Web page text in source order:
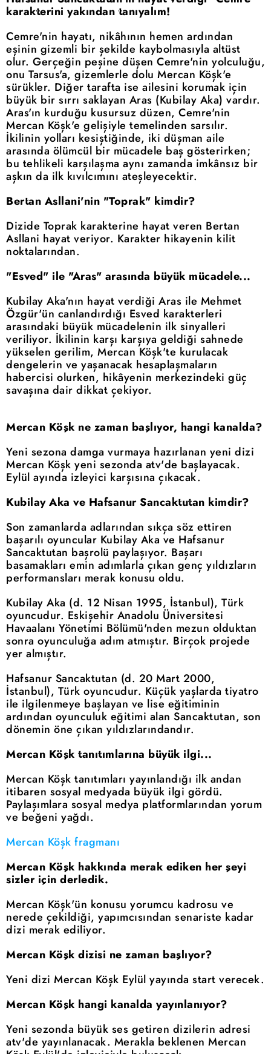
karakterini yakından tanıyalım!
Cemre'nin hayatı, nikâhının hemen ardından
eşinin gizemli bir şekilde kaybolmasıyla altüst
olur. Gerçeğin peşine düşen Cemre'nin yolculuğu,
onu Tarsus'a, gizemlerle dolu Mercan Köşk'e
sürükler. Diğer tarafta ise ailesini korumak için
büyük bir sırrı saklayan Aras (Kubilay Aka) vardır.
Aras'ın kurduğu kusursuz düzen, Cemre'nin
Mercan Köşk'e gelişiyle temelinden sarsılır.
İkilinin yolları kesiştiğinde, iki düşman aile
arasında ölümcül bir mücadele baş gösterirken;
bu tehlikeli karşılaşma aynı zamanda imkânsız bir
aşkın da ilk kıvılcımını ateşleyecektir.
Bertan Asllani'nin "Toprak" kimdir?
Dizide Toprak karakterine hayat veren Bertan
Asllani hayat veriyor. Karakter hikayenin kilit
noktalarından.
"Esved" ile "Aras" arasında büyük mücadele...
Kubilay Aka'nın hayat verdiği Aras ile Mehmet
Özgür'ün canlandırdığı Esved karakterleri
arasındaki büyük mücadelenin ilk sinyalleri
veriliyor. İkilinin karşı karşıya geldiği sahnede
yükselen gerilim, Mercan Köşk'te kurulacak
dengelerin ve yaşanacak hesaplaşmaların
habercisi olurken, hikâyenin merkezindeki güç
savaşına dair dikkat çekiyor.
Mercan Köşk ne zaman başlıyor, hangi kanalda?
Yeni sezona damga vurmaya hazırlanan yeni dizi
Mercan Köşk yeni sezonda atv'de başlayacak.
Eylül ayında izleyici karşısına çıkacak.
Kubilay Aka ve Hafsanur Sancaktutan kimdir?
Son zamanlarda adlarından sıkça söz ettiren
başarılı oyuncular Kubilay Aka ve Hafsanur
Sancaktutan başrolü paylaşıyor. Başarı
basamakları emin adımlarla çıkan genç yıldızların
performansları merak konusu oldu.
Kubilay Aka (d. 12 Nisan 1995, İstanbul), Türk
oyuncudur. Eskişehir Anadolu Üniversitesi
Havaalanı Yönetimi Bölümü'nden mezun olduktan
sonra oyunculuğa adım atmıştır. Birçok projede
yer almıştır.
Hafsanur Sancaktutan (d. 20 Mart 2000,
İstanbul), Türk oyuncudur. Küçük yaşlarda tiyatro
ile ilgilenmeye başlayan ve lise eğitiminin
ardından oyunculuk eğitimi alan Sancaktutan, son
dönemin öne çıkan yıldızlarındandır.
Mercan Köşk tanıtımlarına büyük ilgi...
Mercan Köşk tanıtımları yayınlandığı ilk andan
itibaren sosyal medyada büyük ilgi gördü.
Paylaşımlara sosyal medya platformlarından yorum
ve beğeni yağdı.
Mercan Köşk fragmanı
Mercan Köşk hakkında merak ediken her şeyi
sizler için derledik.
Mercan Köşk'ün konusu yorumcu kadrosu ve
nerede çekildiği, yapımcısından senariste kadar
dizi merak ediliyor.
Mercan Köşk dizisi ne zaman başlıyor?
Yeni dizi Mercan Köşk Eylül yayında start verecek.
Mercan Köşk hangi kanalda yayınlanıyor?
Yeni sezonda büyük ses getiren dizilerin adresi
atv'de yayınlanacak. Merakla beklenen Mercan